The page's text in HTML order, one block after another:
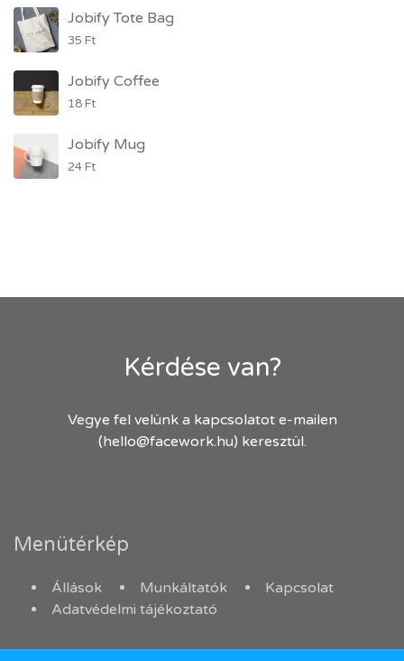
Jobify Tote Bag
35 Ft
Jobify Coffee
18Ft
Jobify Mug
24Ft
Kérdése van?
Vegye fel velünk a kapcsolatot e-mailen
(hello@facework.hu) keresztül.
Menütérkép
Állások Munkáltatók
Kapcsolat
Adatvédelmi tájékoztató